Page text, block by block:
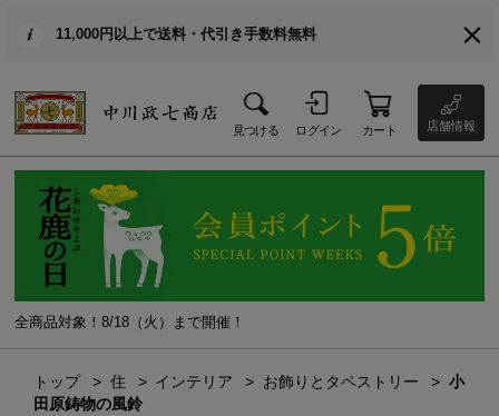
11,000円以上で送料・代引き手数料無料
見つける ログイン カート 店舗情報
全商品対象！8/18（火）まで開催！
トップ 住 インテリア お飾りとタペストリー
小
田原鋳物の風鈴